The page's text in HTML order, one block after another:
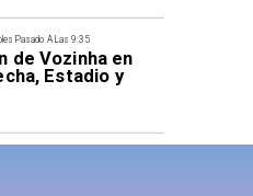
Pasado A Las 9:35
de Vozinha en
Estadio y